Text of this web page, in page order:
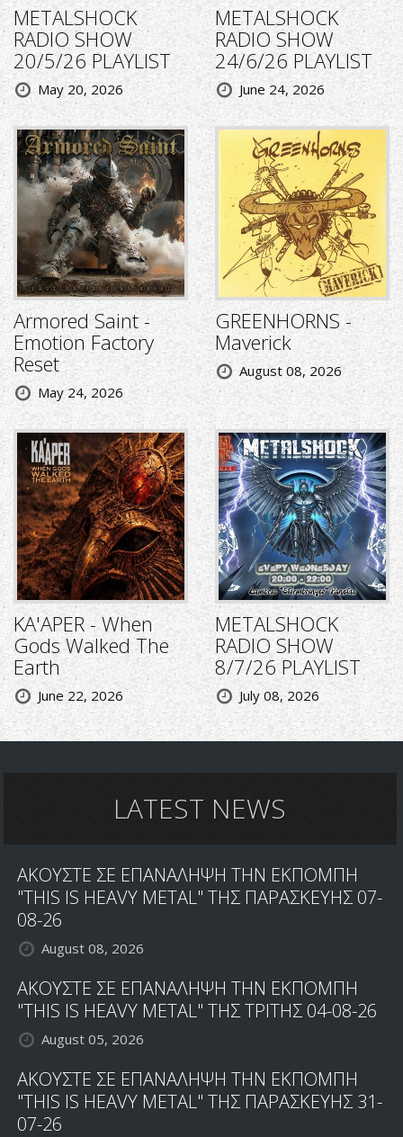
METALSHOCK
RADIO SHOW
20/5/26 PLAYLIST
May 20, 2026
METALSHOCK
RADIO SHOW
24/6/26 PLAYLIST
June 24, 2026
Armored Saint -
Emotion Factory
Reset
May 24, 2026
GREENHORNS -
Maverick
August 08, 2026
KA'APER - When
Gods Walked The
Earth
June 22, 2026
METALSHOCK
RADIO SHOW
8/7/26 PLAYLIST
July 08, 2026
LATEST NEWS
ΑΚΟΥΣΤΕ ΣΕ ΕΠΑΝΑΛΗΨΗ ΤΗΝ ΕΚΠΟΜΠΗ
"THIS IS HEAVY METAL" ΤΗΣ ΠΑΡΑΣΚΕΥΗΣ 07-
08-26
August 08, 2026
ΑΚΟΥΣΤΕ ΣΕ ΕΠΑΝΑΛΗΨΗ ΤΗΝ ΕΚΠΟΜΠΗ
"THIS IS HEAVY METAL" ΤΗΣ ΤΡΙΤΗΣ 04-08-26
August 05, 2026
ΑΚΟΥΣΤΕ ΣΕ ΕΠΑΝΑΛΗΨΗ ΤΗΝ ΕΚΠΟΜΠΗ
"THIS IS HEAVY METAL" ΤΗΣ ΠΑΡΑΣΚΕΥΗΣ 31-
07-26